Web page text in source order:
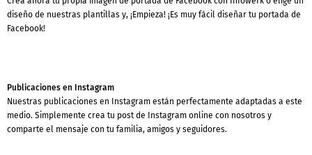
diseño de nuestras plantillas y, ¡Empieza! ¡Es muy fácil diseñar tu portada de
Facebook!
Publicaciones en Instagram
Nuestras publicaciones en Instagram están perfectamente adaptadas a este
medio. Simplemente crea tu post de Instagram online con nosotros y
comparte el mensaje con tu familia, amigos y seguidores.